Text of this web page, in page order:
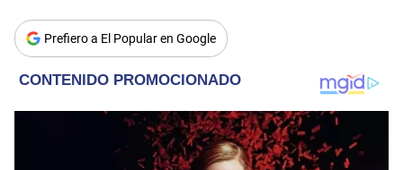
Prefiero a El Popular en Google